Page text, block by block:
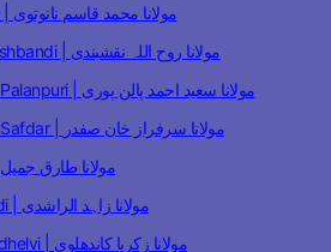
Maulana Qasim Nanotvi | مولانا محمد قاسم نانوتوی
Maulana Roohullah Naqshbandi | مولانا روح اللہ نقشبندی
Maulana Saeed Ahmad Palanpuri | مولانا سعید احمد پالن پوری
Maulana Sarfaraz Khan Safdar | مولانا سرفراز خان صفدر
Maulana Tariq Jameel | مولانا طارق جمیل
Maulana Zahid Ur Rashdi | مولانا زاہد الراشدی
Maulana Zakariyya Kandhelvi | مولانا زکریا کاندھلوی